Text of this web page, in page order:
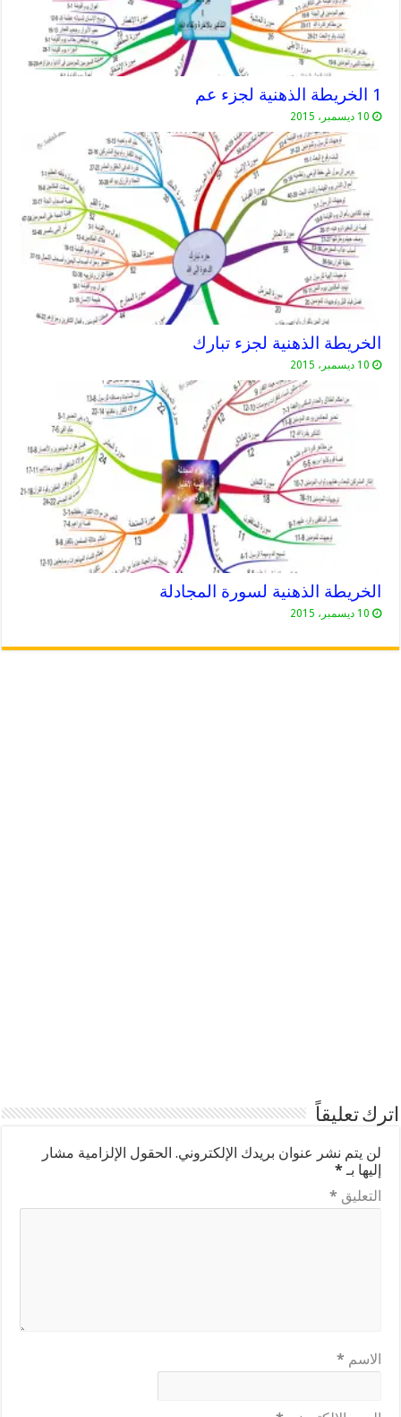
1 الخريطة الذهنية لجزء عم
10 ديسمبر، 2015
الخريطة الذهنية لجزء تبارك
10 ديسمبر، 2015
الخريطة الذهنية لسورة المجادلة
10 ديسمبر، 2015
اترك تعليقاً
لن يتم نشر عنوان بريدك الإلكتروني. الحقول الإلزامية مشار
إليها بـ *
التعليق *
الاسم *